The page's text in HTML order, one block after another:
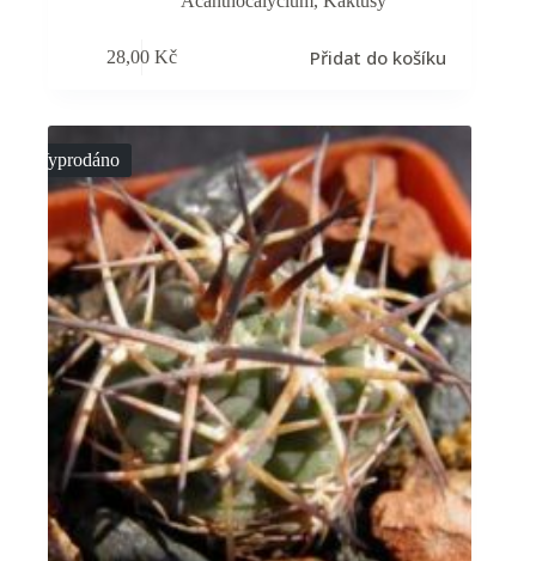
28,00Kč Přidat do košíku
Vyprodáno